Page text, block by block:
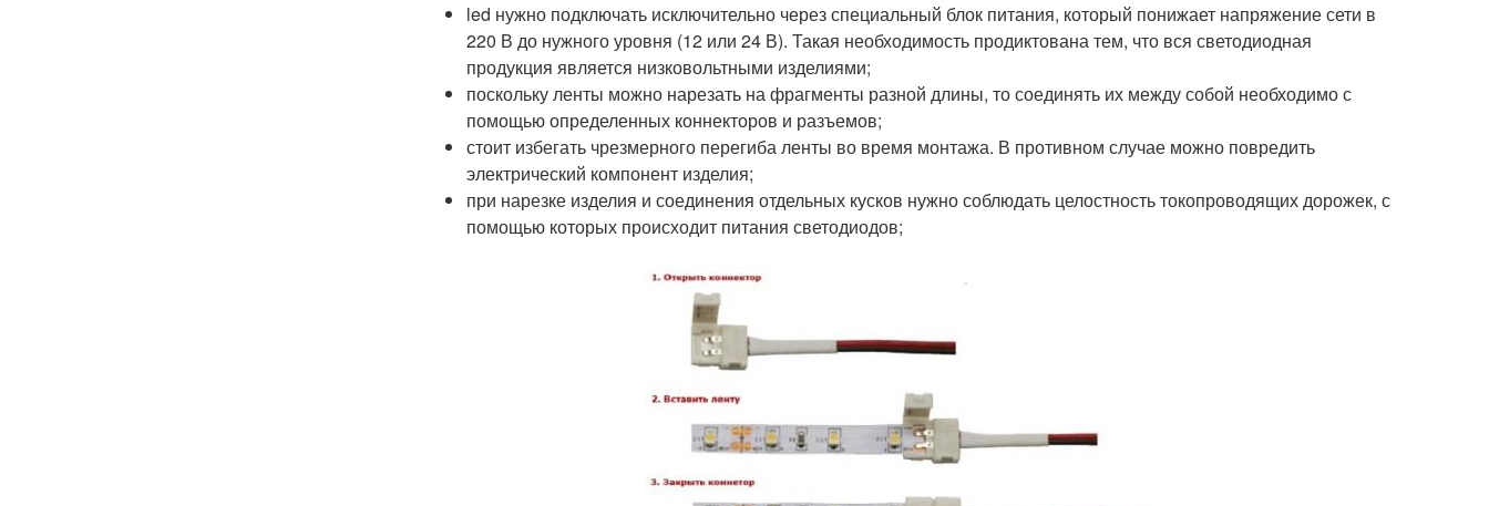
led нужно подключать исключительно через специальный блок питания, который понижает напряжение сети в
220 В до нужного уровня (12 или 24 В). Такая необходимость продиктована тем, что вся светодиодная
продукция является низковольтными изделиями;
поскольку ленты можно нарезать на фрагменты разной длины, то соединять их между собой необходимо с
помощью определенных коннекторов и разъемов;
стоит избегать чрезмерного перегиба ленты во время монтажа. В противном случае можно повредить
электрический компонент изделия;
при нарезке изделия и соединения отдельных кусков нужно соблюдать целостность токопроводящих дорожек, с
помощью которых происходит питания светодиодов;